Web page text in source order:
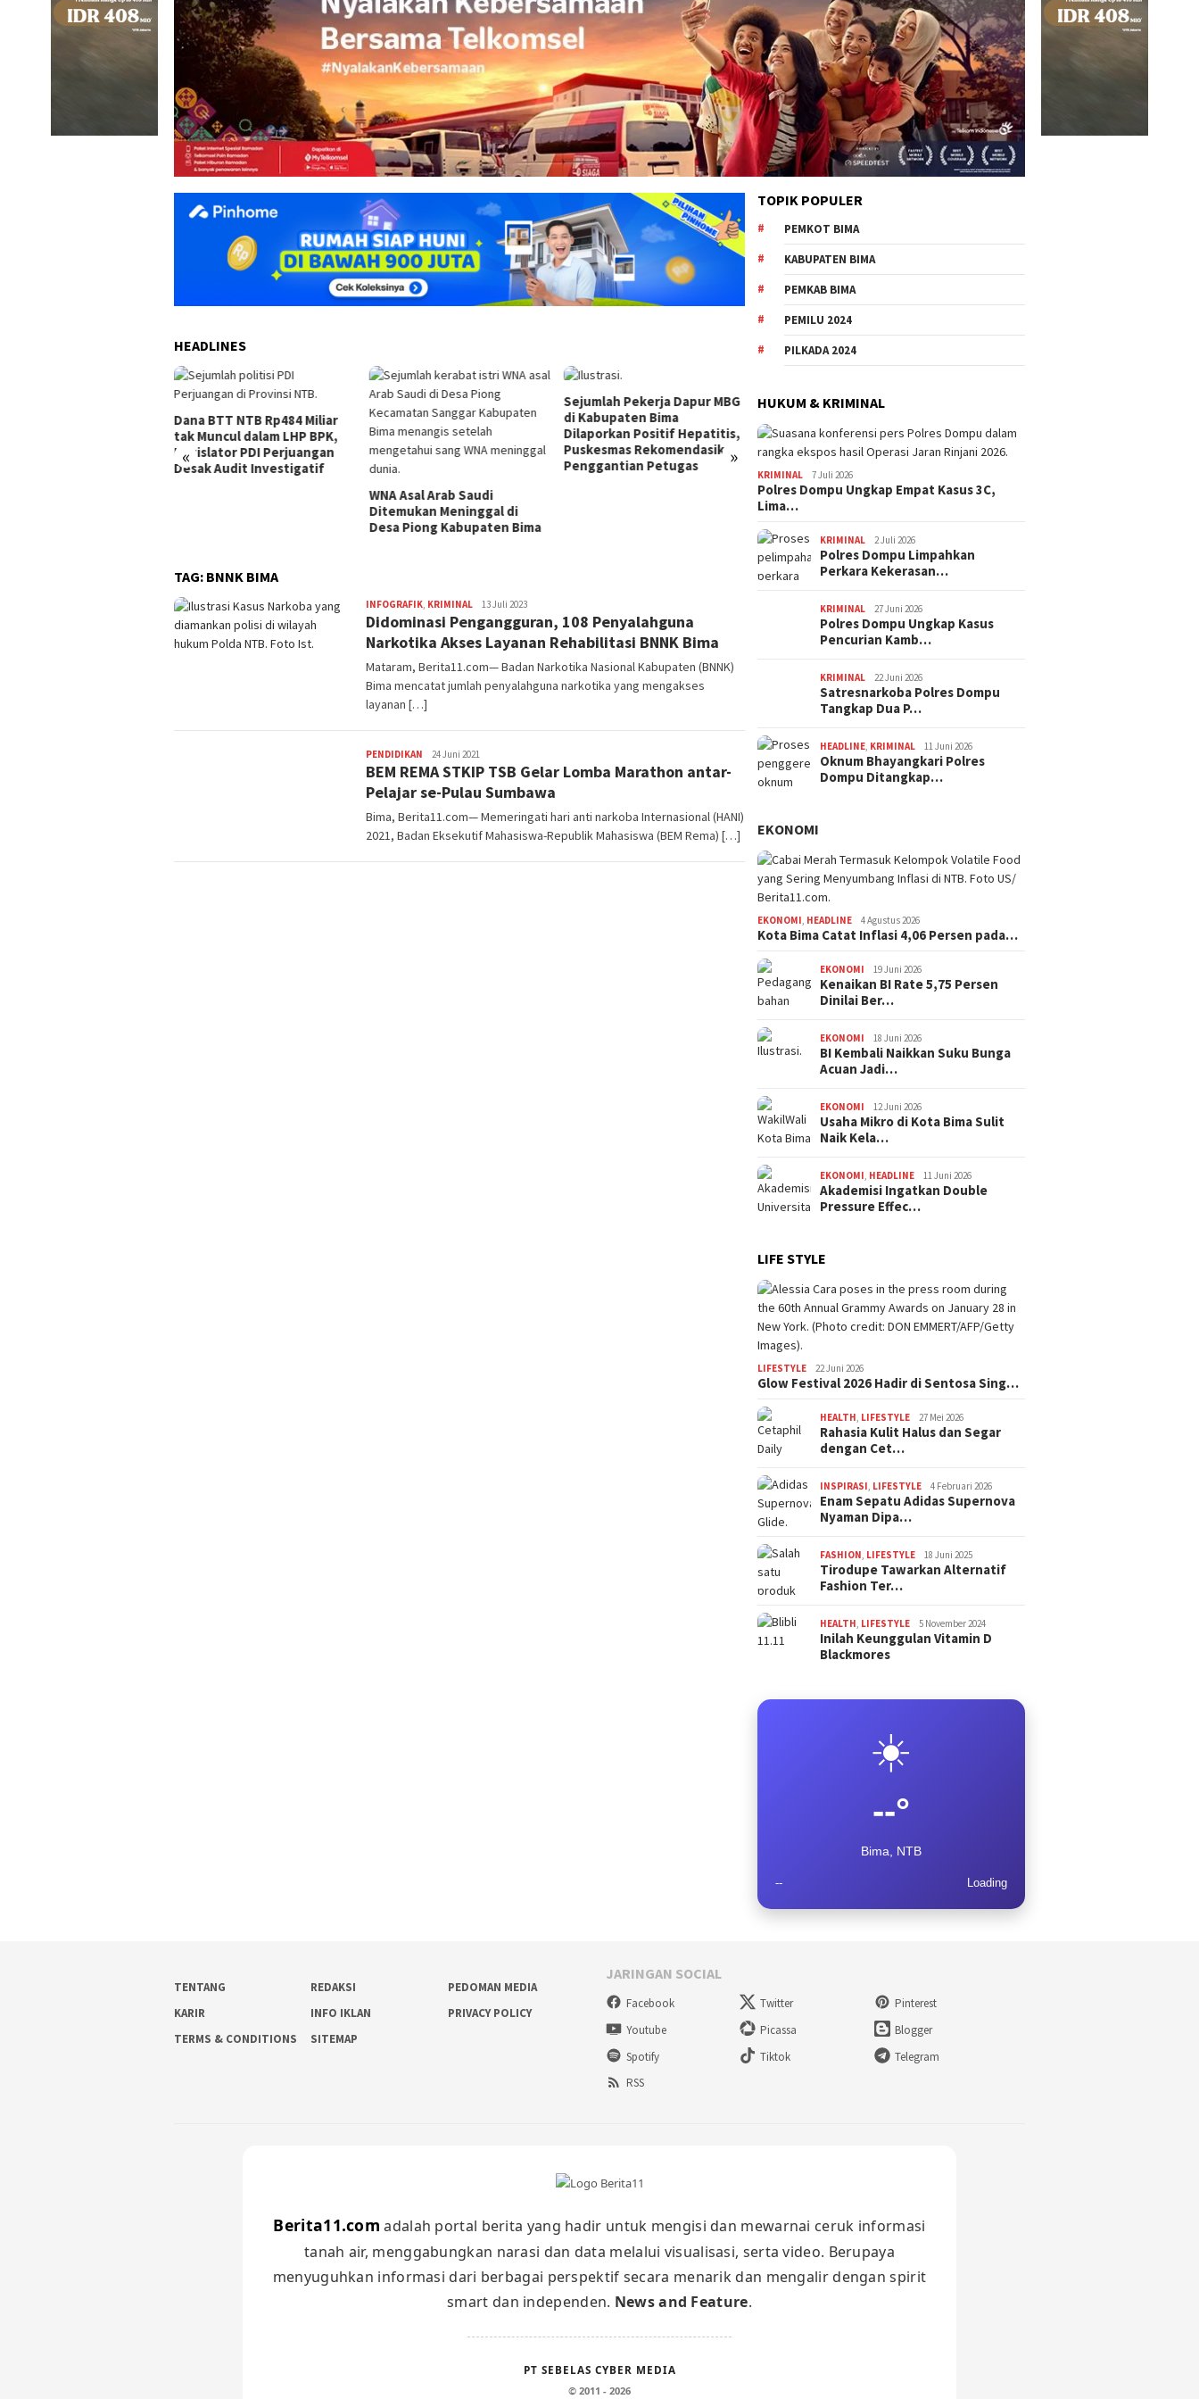
HEADLINES
« »
Sejumlah Pekerja Dapur MBG
di Kabupaten Bima
Dilaporkan Positif Hepatitis,
Puskesmas Rekomendasikan
Penggantian Petugas
Jelang HUT Ke-81 RI, Tokoh
Pemuda NTB Ajak Seluruh
Elemen Bangsa Perkuat
Persatuan
Kota Bima Catat Inflasi 4,06
Persen pada Juli 2026, Lebih
Tinggi dari Sumbawa
tak Muncul dalam LHP BPK,
Legislator PDI Perjuangan
TAG: BNNK BIMA
INFOGRAFIK KRIMINAL Redaksi
13 Juli 2023
Didominasi Pengangguran, 108 Penyalahguna
Narkotika Akses Layanan Rehabilitasi BNNK Bima
Mataram, Berita11.com— Badan Narkotika Nasional Kabupaten (BNNK)
Bima mencatat jumlah penyalahguna narkotika yang mengakses
layanan […]
PENDIDIKAN Redaksi
24 Juni 2021
BEM REMA STKIP TSB Gelar Lomba Marathon antar-
Pelajar se-Pulau Sumbawa
Bima, Berita11.com— Memeringati hari anti narkoba Internasional (HANI)
2021, Badan Eksekutif Mahasiswa-Republik Mahasiswa (BEM Rema) […]
TOPIK POPULER
PEMKOT BIMA
KABUPATEN BIMA
PEMKAB BIMA
PEMILU 2024
PILKADA 2024
HUKUM & KRIMINAL
KRIMINAL 7 Juli 2026
Polres Dompu Ungkap Empat Kasus 3C,
Lima…
KRIMINAL 2 Juli 2026
Polres Dompu Limpahkan
Perkara Kekerasan…
KRIMINAL 27 Juni 2026
Polres Dompu Ungkap Kasus
Pencurian Kamb…
KRIMINAL 22 Juni 2026
Satresnarkoba Polres Dompu
Tangkap Dua P…
HEADLINE, KRIMINAL 11 Juni 2026
Oknum Bhayangkari Polres
Dompu Ditangkap…
EKONOMI
EKONOMI, HEADLINE 4 Agustus 2026
Kota Bima Catat Inflasi 4,06 Persen pada…
EKONOMI 19 Juni 2026
Kenaikan BI Rate 5,75 Persen
Dinilai Ber…
EKONOMI 18 Juni 2026
BI Kembali Naikkan Suku Bunga
Acuan Jadi…
EKONOMI 12 Juni 2026
Usaha Mikro di Kota Bima Sulit
Naik Kela…
EKONOMI, HEADLINE 11 Juni 2026
Akademisi Ingatkan Double
Pressure Effec…
LIFE STYLE
LIFESTYLE 22 Juni 2026
Glow Festival 2026 Hadir di Sentosa Sing…
HEALTH, LIFESTYLE 27 Mei 2026
Rahasia Kulit Halus dan Segar
dengan Cet…
INSPIRASI, LIFESTYLE 4 Februari 2026
Enam Sepatu Adidas Supernova
Nyaman Dipa…
FASHION, LIFESTYLE 18 Juni 2025
Tirodupe Tawarkan Alternatif
Fashion Ter…
HEALTH, LIFESTYLE 5 November 2024
Inilah Keunggulan Vitamin D
Blackmores
☀️
--°
Bima, NTB
-- Loading
TENTANG REDAKSI
PEDOMAN MEDIA
KARIR
INFO IKLAN
PRIVACY POLICY
TERMS & CONDITIONS
SITEMAP
JARINGAN SOCIAL
Facebook Twitter
Pinterest
Youtube
Picassa
Blogger
Spotify
Tiktok
Telegram
RSS
Berita11.com adalah portal berita yang hadir untuk mengisi dan mewarnai ceruk informasi
tanah air, menggabungkan narasi dan data melalui visualisasi, serta video. Berupaya
menyuguhkan informasi dari berbagai perspektif secara menarik dan mengalir dengan spirit
smart dan independen. News and Feature.
PT SEBELAS CYBER MEDIA
© 2011 - 2026